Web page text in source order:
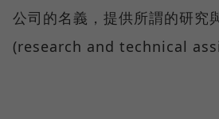
公司的名義，提供所謂的研究
(research and technical